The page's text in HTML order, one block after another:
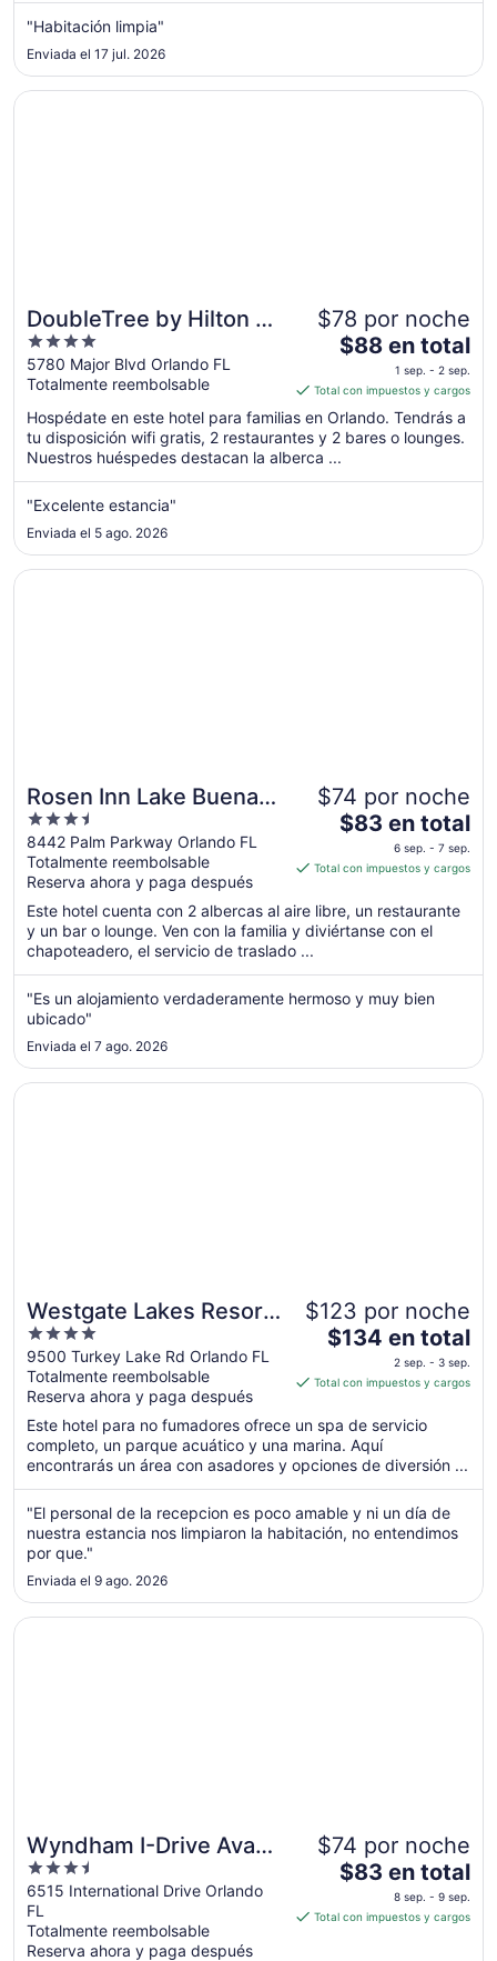
11
ago
"Habitación limpia"
Enviada el 17 jul. 2026
DoubleTree by Hilton at
the Entrance to
Universal Orlando
4
out
of
5
5780 Major Blvd Orlando FL
Totalmente reembolsable
$78 por noche
El
es
de
$88
1
$88 en total
1 sep. - 2 sep.
Total con impuestos y cargos
Hospédate en este hotel para familias en Orlando. Tendrás a
tu disposición wifi gratis, 2 restaurantes y 2 bares o lounges.
Nuestros huéspedes destacan la alberca ...
"Excelente estancia"
Enviada el 5 ago. 2026
Se abrirá en una nueva ventana
DoubleTree by Hilton at the Entrance to Universal
Rosen Inn Lake Buena
Vista
3.5
out
of
5
8442 Palm Parkway Orlando FL
Totalmente reembolsable
Reserva ahora y paga después
$74 por noche
El
es
$83
en
por
noche
sep
al
$83 en total
6 sep. - 7 sep.
Total con impuestos y cargos
Este hotel cuenta con 2 albercas al aire libre, un restaurante
y un bar o lounge. Ven con la familia y diviértanse con el
chapoteadero, el servicio de traslado ...
"Es un alojamiento verdaderamente hermoso y muy bien
ubicado"
Enviada el 7 ago. 2026
Se abrirá en una nueva ventana
Rosen Inn Lake Buena Vista
Westgate Lakes Resort
& Spa Universal Studios
Area
4
out
of
5
9500 Turkey Lake Rd Orlando FL
Totalmente reembolsable
Reserva ahora y paga después
$123 por noche
El
es
$134
en
total
por
noche
del
al
3
$134 en total
2 sep. - 3 sep.
Total con impuestos y cargos
Este hotel para no fumadores ofrece un spa de servicio
completo, un parque acuático y una marina. Aquí
encontrarás un área con asadores y opciones de diversión ...
"El personal de la recepcion es poco amable y ni un día de
nuestra estancia nos limpiaron la habitación, no entendimos
por que."
Enviada el 9 ago. 2026
Se abrirá en una nueva ventana
Westgate Lakes Resort & Spa Universal Studios Area
Wyndham I-Drive Avanti
Resort & Conference
Center
3.5
out
of
5
6515 International Drive Orlando
FL
Totalmente reembolsable
Reserva ahora y paga después
$74 por noche
El
es
$83 en total
8 sep. - 9 sep.
Total con impuestos y cargos
Se abrirá en una nueva ventana
Wyndham I-Drive Avanti Resort & Conference Center